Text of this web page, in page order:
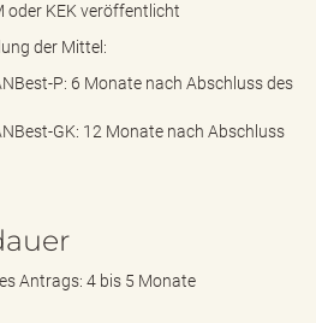
oder KEK veröffentlicht
der Mittel:
P: 6 Monate nach Abschluss des
GK: 12 Monate nach Abschluss
Antrags: 4 bis 5 Monate